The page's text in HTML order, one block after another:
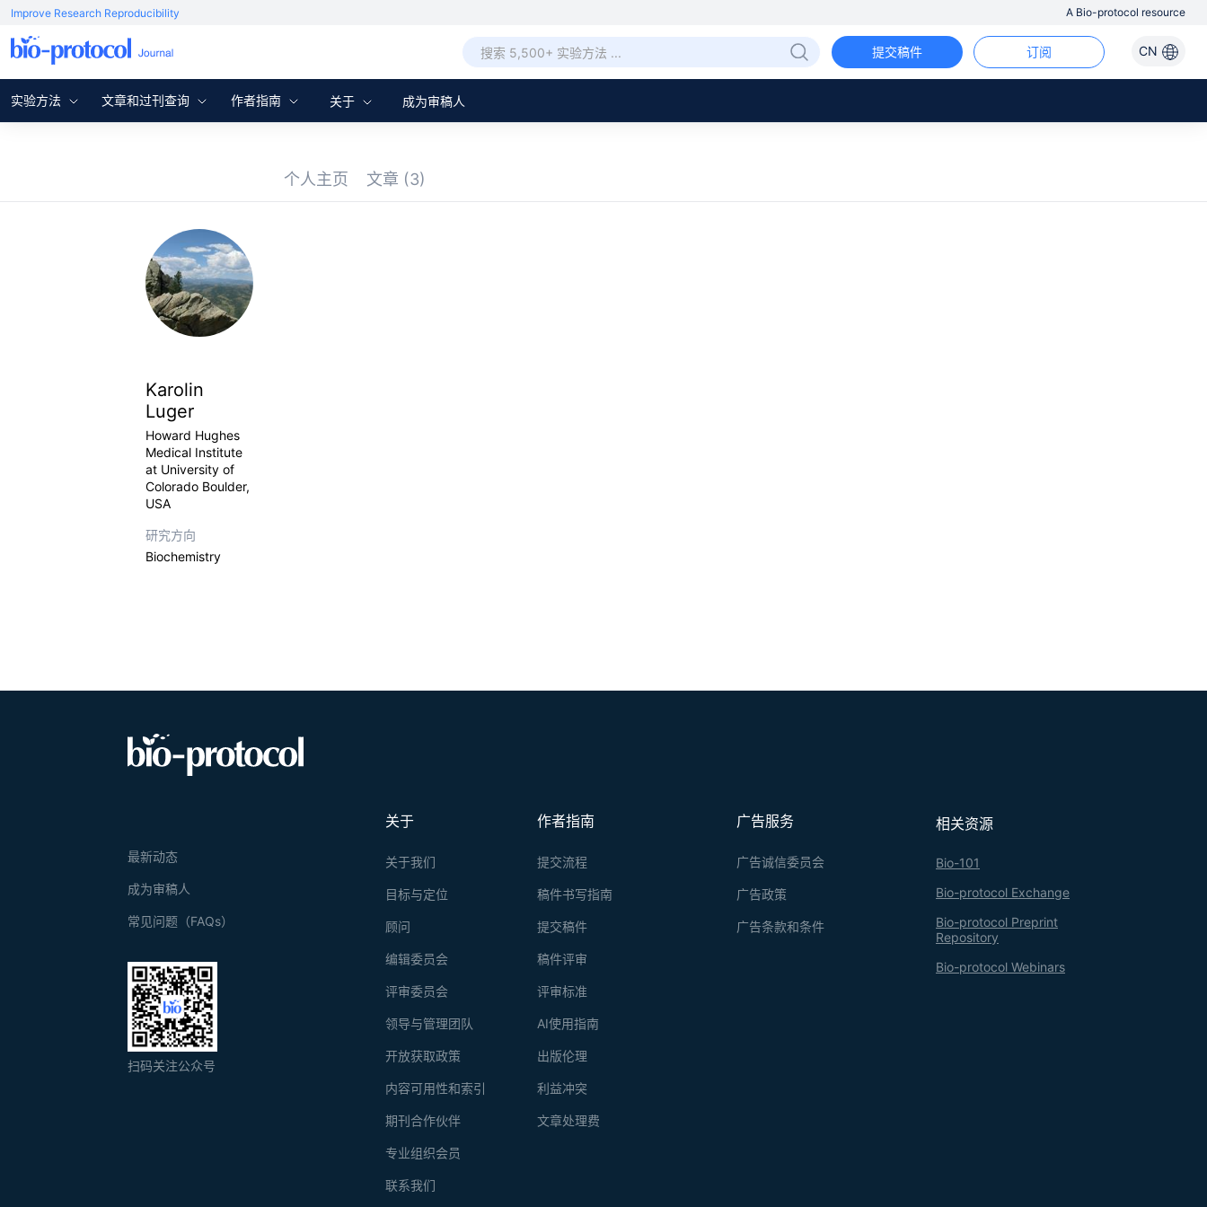
Improve Research Reproducibility A Bio-protocol resource
CN
订阅
提交稿件
实验方法 文章和过刊查询 作者指南 关于 成为审稿人
个人主页 文章 (3)
Karolin
Luger
Howard Hughes
Medical Institute
at University of
Colorado Boulder,
USA
研究方向
Biochemistry
相关资源
Bio-101
Bio-protocol Exchange
Bio-protocol Preprint
Repository
Bio-protocol Webinars
广告服务
广告诚信委员会
广告政策
广告条款和条件
作者指南
提交流程
稿件书写指南
提交稿件
稿件评审
评审标准
AI使用指南
出版伦理
利益冲突
文章处理费
关于
关于我们
目标与定位
顾问
编辑委员会
评审委员会
领导与管理团队
开放获取政策
内容可用性和索引
期刊合作伙伴
专业组织会员
联系我们
最新动态
成为审稿人
常见问题（FAQs）
扫码关注公众号